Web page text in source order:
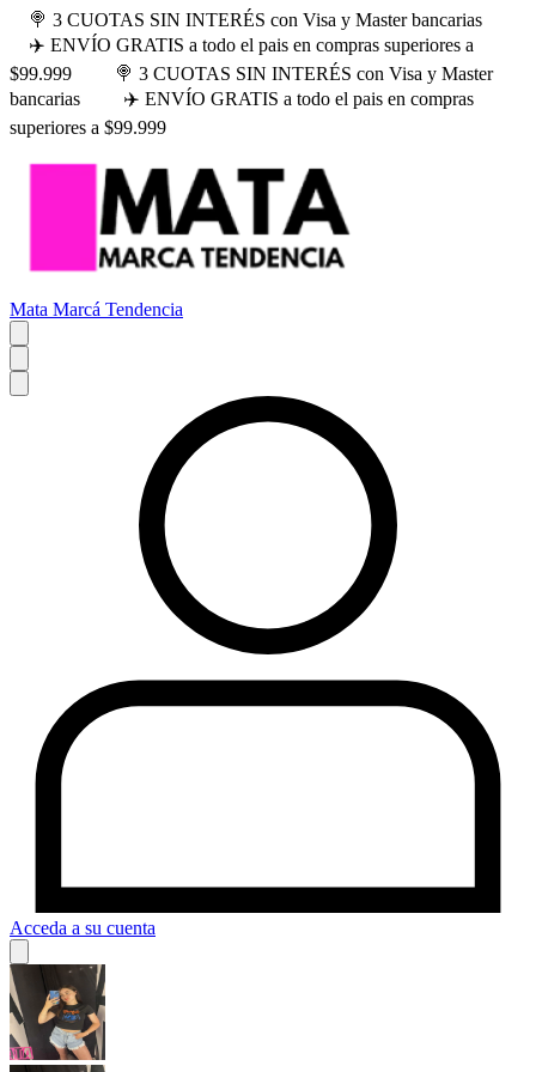
🍭 3 CUOTAS SIN INTERÉS con Visa y Master bancarias
✈️ ENVÍO GRATIS a todo el pais en compras superiores a
$99.999
🍭 3 CUOTAS SIN INTERÉS con Visa y Master
bancarias
✈️ ENVÍO GRATIS a todo el pais en compras
superiores a $99.999
Mata Marcá Tendencia
Acceda a su cuenta